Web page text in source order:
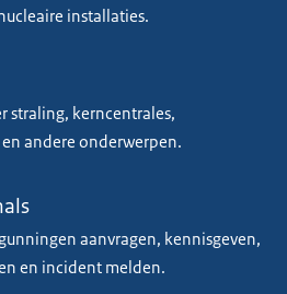
installaties.
straling, kerncentrales,
andere onderwerpen.
aanvragen, kennisgeven,
en incident melden.